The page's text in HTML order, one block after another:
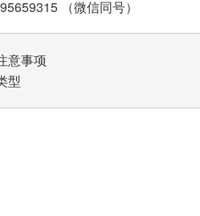
（微信同号）
意事项
型